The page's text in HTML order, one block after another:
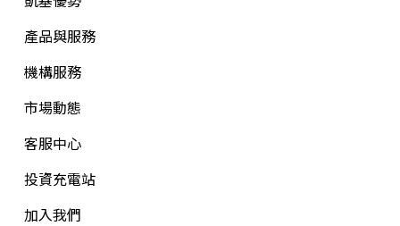
產品與服務
機構服務
市場動態
客服中心
投資充電站
加入我們